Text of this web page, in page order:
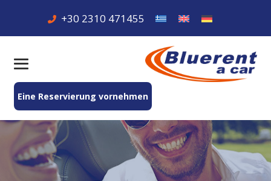
+30 2310 471455
Eine Reservierung vornehmen